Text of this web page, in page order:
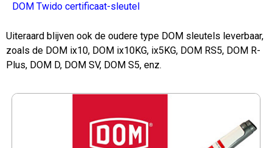
DOM Twido certificaat-sleutel
Uiteraard blijven ook de oudere type DOM sleutels leverbaar,
zoals de DOM ix10, DOM ix10KG, ix5KG, DOM RS5, DOM R-
Plus, DOM D, DOM SV, DOM S5, enz.